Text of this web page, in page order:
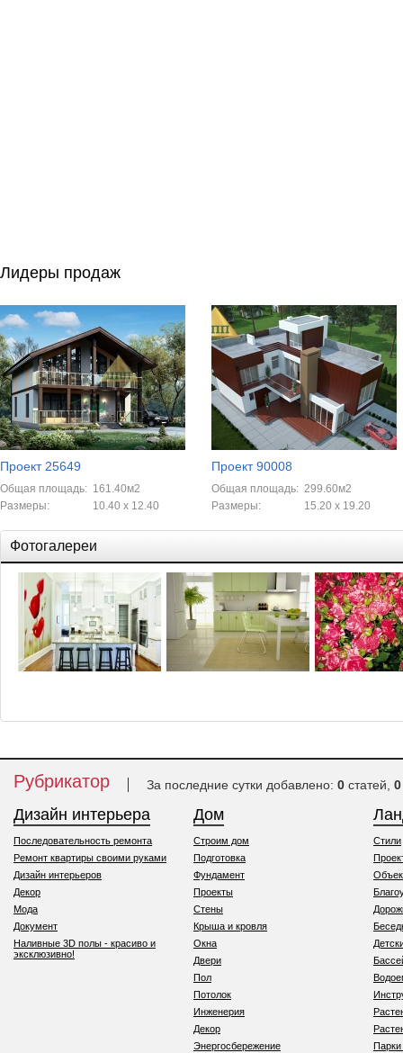
Лидеры продаж
Проект 25649
Общая площадь: 161.40м2
Размеры:
10.40 x 12.40
Проект 90008
Общая площадь: 299.60м2
Размеры:
15.20 x 19.20
Фотогалереи
Рубрикатор За последние сутки добавлено: 0 статей, 0
Дизайн интерьера
Последовательность ремонта
Ремонт квартиры своими руками
Дизайн интерьеров
Декор
Мода
Документ
Наливные 3D полы - красиво и
эксклюзивно!
Дом
Строим дом
Подготовка
Фундамент
Проекты
Стены
Крыша и кровля
Окна
Двери
Пол
Потолок
Инженерия
Декор
Энергосбережение
Стили